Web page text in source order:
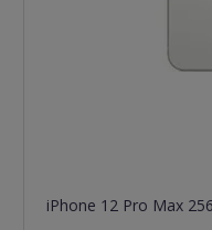
iPhone 12 Pro Max